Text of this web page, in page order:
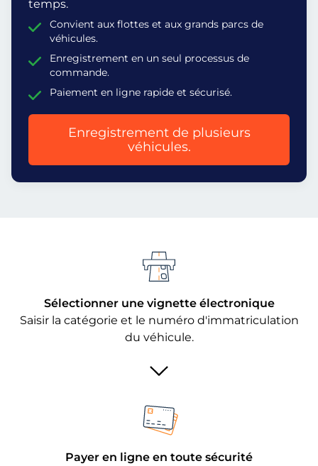
temps.
Convient aux flottes et aux grands parcs de
véhicules.
Enregistrement en un seul processus de
commande.
Paiement en ligne rapide et sécurisé.
Enregistrement de plusieurs
véhicules.
Sélectionner une vignette électronique
Saisir la catégorie et le numéro d'immatriculation
du véhicule.
Payer en ligne en toute sécurité